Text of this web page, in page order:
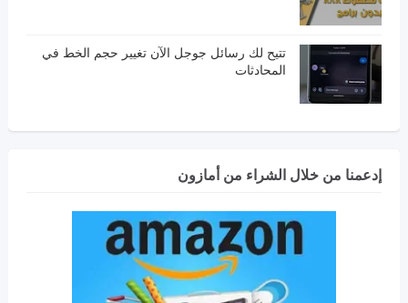
تتيح لك رسائل جوجل الآن تغيير حجم الخط في
المحادثات
إدعمنا من خلال الشراء من أمازون